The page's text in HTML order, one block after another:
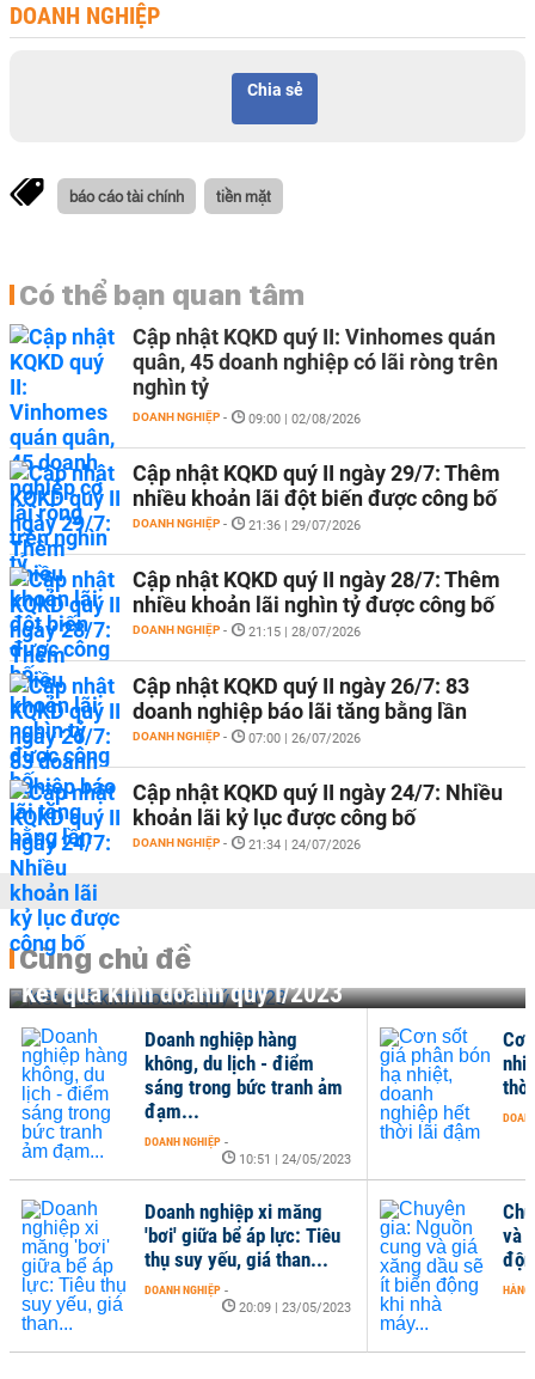
DOANH NGHIỆP
Chia sẻ
báo cáo tài chính tiền mặt
Có thể bạn quan tâm
Cập nhật KQKD quý II: Vinhomes quán
quân, 45 doanh nghiệp có lãi ròng trên
nghìn tỷ
DOANH NGHIỆP - 09:00 | 02/08/2026
Cập nhật KQKD quý II ngày 29/7: Thêm
nhiều khoản lãi đột biến được công bố
DOANH NGHIỆP - 21:36 | 29/07/2026
Cập nhật KQKD quý II ngày 28/7: Thêm
nhiều khoản lãi nghìn tỷ được công bố
DOANH NGHIỆP - 21:15 | 28/07/2026
Cập nhật KQKD quý II ngày 26/7: 83
doanh nghiệp báo lãi tăng bằng lần
DOANH NGHIỆP - 07:00 | 26/07/2026
Cập nhật KQKD quý II ngày 24/7: Nhiều
khoản lãi kỷ lục được công bố
DOANH NGHIỆP - 21:34 | 24/07/2026
Cùng chủ đề
Kết quả kinh doanh quý I/2023
và
HÀNG
Doanh nghiệp hàng
không, du lịch - điểm
sáng trong bức tranh ảm
đạm...
DOANH NGHIỆP -
10:51 | 24/05/2023
Doanh nghiệp xi măng
'bơi' giữa bể áp lực: Tiêu
thụ suy yếu, giá than...
DOANH NGHIỆP -
20:09 | 23/05/2023